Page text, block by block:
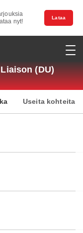
nyt!
Lataa
(DU)
Useita kohteita